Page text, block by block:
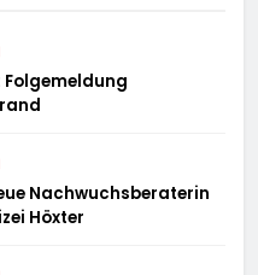
Folgemeldung
Nachwuchsberaterin
Höxter